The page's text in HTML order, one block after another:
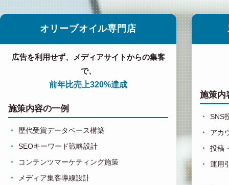
オリーブオイル専門店
広告を利用せず、メディアサイトからの集客
で、
前年比売上320%達成
施策内容の一例
歴代受賞データベース構築
SEOキーワード戦略設計
コンテンツマーケティング施策
メディア集客導線設計
施策内
SNS
アカ
投稿
運用